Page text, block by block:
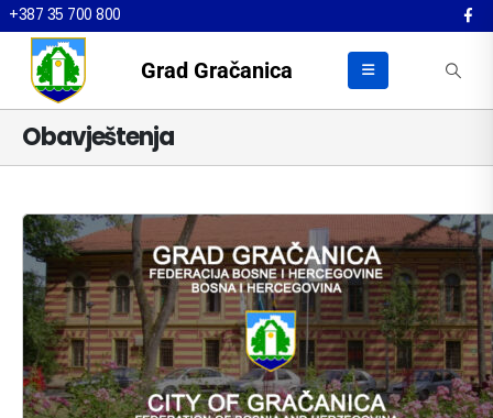
+387 35 700 800
Grad Gračanica
Obavještenja